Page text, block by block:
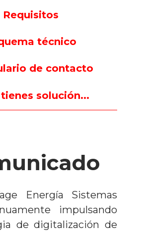
Requisitos
técnico
de contacto
solución...
Energía Sistemas
impulsando
de digitalización de